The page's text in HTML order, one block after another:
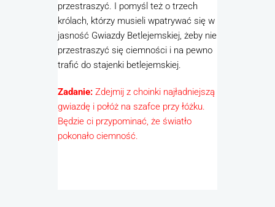
przestraszyć. I pomyśl też o trzech
królach, którzy musieli wpatrywać się w
jasność Gwiazdy Betlejemskiej, żeby nie
przestraszyć się ciemności i na pewno
trafić do stajenki betlejemskiej.
Zadanie: Zdejmij z choinki najładniejszą
gwiazdę i połóż na szafce przy łóżku.
Będzie ci przypominać, że światło
pokonało ciemność.